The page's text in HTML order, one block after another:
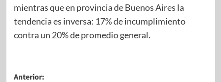
mientras que en provincia de Buenos Aires la
tendencia es inversa: 17% de incumplimiento
contra un 20% de promedio general.
Anterior: